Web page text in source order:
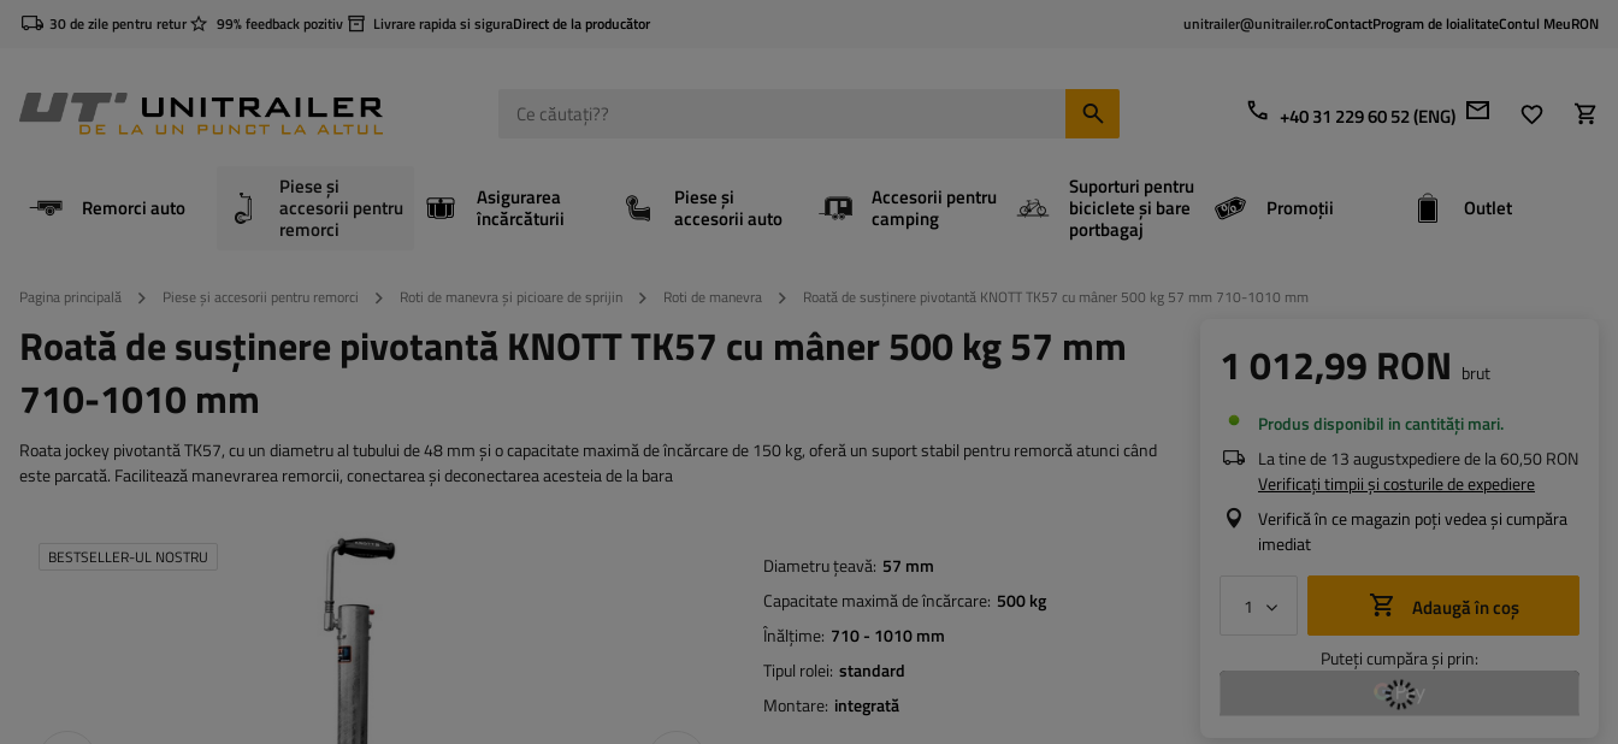
30 de zile pentru retur 99% feedback pozitiv Livrare rapida si siguraDirect de la producător unitrailer@unitrailer.roContactProgram de loialitateContul MeuRON
+40 31 229 60 52 (ENG)
Remorci auto
Piese și
accesorii pentru
remorci
Asigurarea
încărcăturii
Piese și
accesorii auto
Accesorii pentru
camping
Suporturi pentru
biciclete și bare
portbagaj
Promoții Outlet
Pagina principală Piese și accesorii pentru remorci Roti de manevra și picioare de sprijin Roti de manevra Roată de susținere pivotantă KNOTT TK57 cu mâner 500 kg 57 mm 710-1010 mm
Roată de susținere pivotantă KNOTT TK57 cu mâner 500 kg 57 mm
710-1010 mm
Roata jockey pivotantă TK57, cu un diametru al tubului de 48 mm și o capacitate maximă de încărcare de 150 kg, oferă un suport stabil pentru remorcă atunci când
este parcată. Facilitează manevrarea remorcii, conectarea și deconectarea acesteia de la bara
BESTSELLER-UL NOSTRU Diametru țeavă 57 mm
Capacitate maximă de încărcare 500 kg
Înălțime 710 - 1010 mm
Tipul rolei standard
Montare integrată
1 012,99 RON brut
Produs disponibil in cantități mari
La tine de13 augustxpediere de la60,50 RON
Verificați timpii și costurile de expediere
Verifică în ce magazin poți vedea și cumpăra
imediat
Adaugă în coș
Puteți cumpăra și prin: